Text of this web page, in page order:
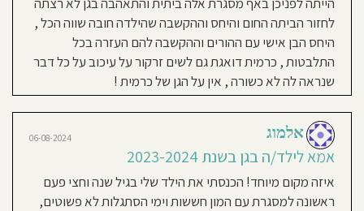
לחזור הביתה החום והיחס וההקשבה שהילדה חובה שווה הכל ,
היחס הבן אישי עם ההורים וההקשבה להם העזרה בכל
התלבטות , כרמית דואגת גם לשים זרקור על עיכוב על כל דבר
שנראה לה לא כשורה , אין על הגן של כרמית !
06-08-2024 אלמוג
אמא לילד/ה בגן בשנת 2023-2024
איזה מקום מיוחד! הכנסתי את הילד שלי בגיל שנה וחצי פעם
ראשונה למסגרת עם המון חששות וימי הסתגלות לא פשוטים,
06-08-2024 נועה מליחי
אמא לילד/ה בגן בשנת 2023-
2024
שנה שלישית שלנו אצל כרמית לפני
הייתה הבת שלי שנתיים. אין גן כזה ואין
גננת כמו כרמית! מזמן כבר משפחה ולא
רק גן! ממש הבית השני לילדים! שקט
נפשי יודעת שהילד שלי בידיים טובות
ממליצה בחום!❤️❤️